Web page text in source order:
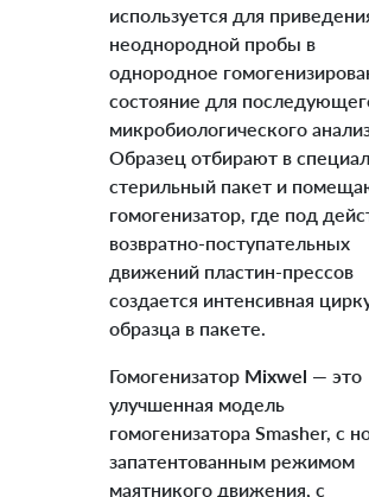
используется для
неоднородной пробы в
однородное
состояние для
микробиологического
Образец отбирают в
стерильный пакет и
гомогенизатор, где под
возвратно-поступательных
движений пластин-прессов
создается интенсивная
образца в пакете.
Гомогенизатор Mixwel — это
улучшенная модель
гомогенизатора Smasher, с
запатентованным режимом
маятникого движения, с